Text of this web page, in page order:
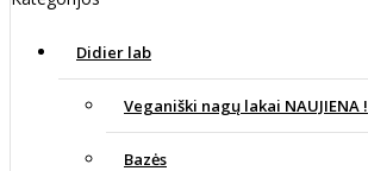
Didier lab
Veganiški nagų lakai NAUJIENA !
Bazės